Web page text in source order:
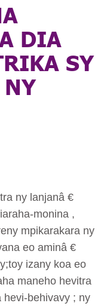
DIA
SY
ny lanjanâ €
monina ,
mpikarakara ny
eo aminâ €
izany koa eo
maneho hevitra
hevi-behivavy ; ny